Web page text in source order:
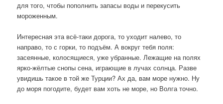
для того, чтобы пополнить запасы воды и перекусить
мороженным.
Интересная эта всё-таки дорога, то уходит налево, то
направо, то с горки, то подъём. А вокруг тебя поля:
засеянные, колосящиеся, уже убранные. Лежащие на полях
ярко-жёлтые снопы сена, играющие в лучах солнца. Разве
увидишь такое в той же Турции? Ах да, вам море нужно. Ну
до моря погодите, будет вам хоть не море, но Волга точно.